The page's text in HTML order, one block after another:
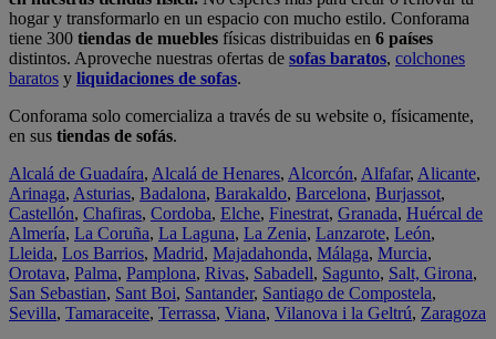
hogar y transformarlo en un espacio con mucho estilo. Conforama
tiene 300 tiendas de muebles físicas distribuidas en 6 países
distintos. Aproveche nuestras ofertas de sofas baratos, colchones
baratos y liquidaciones de sofas.
Conforama solo comercializa a través de su website o, físicamente,
en sus tiendas de sofás.
Alcalá de Guadaíra, Alcalá de Henares, Alcorcón, Alfafar, Alicante,
Arinaga, Asturias, Badalona, Barakaldo, Barcelona, Burjassot,
Castellón, Chafiras, Cordoba, Elche, Finestrat, Granada, Huércal de
Almería, La Coruña, La Laguna, La Zenia, Lanzarote, León,
Lleida, Los Barrios, Madrid, Majadahonda, Málaga, Murcia,
Orotava, Palma, Pamplona, Rivas, Sabadell, Sagunto, Salt, Girona,
San Sebastian, Sant Boi, Santander, Santiago de Compostela,
Sevilla, Tamaraceite, Terrassa, Viana, Vilanova i la Geltrú, Zaragoza